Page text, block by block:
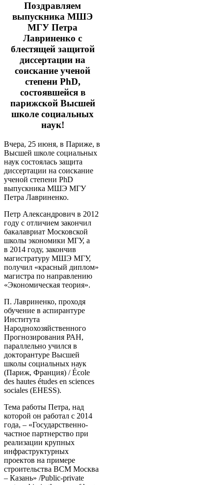
Поздравляем
выпускника МШЭ
МГУ Петра
Лавриненко с
блестящей защитой
диссертации на
соискание ученой
степени PhD,
состоявшейся в
парижской Высшей
школе социальных
наук!
Вчера, 25 июня, в Париже, в
Высшей школе социальных
наук состоялась защита
диссертации на соискание
ученой степени PhD
выпускника МШЭ МГУ
Петра Лавриненко.
Петр Александрович в 2012
году с отличием закончил
бакалавриат Московской
школы экономики МГУ, а
в 2014 году, закончив
магистратуру МШЭ МГУ,
получил «красный диплом»
магистра по направлению
«Экономическая теория».
П. Лавриненко, проходя
обучение в аспирантуре
Института
Народнохозяйственного
Прогнозирования РАН,
параллельно учился в
докторантуре Высшей
школы социальных наук
(Париж, Франция) / École
des hautes études en sciences
sociales (EHESS).
Тема работы Петра, над
которой он работал с 2014
года, – «Государственно-
частное партнерство при
реализации крупных
инфраструктурных
проектов на примере
строительства ВСМ Москва
– Казань» /Public-private